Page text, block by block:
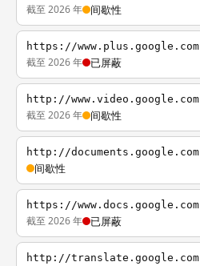
截至 2026 年 间歇性
https://www.plus.google.com
截至 2026 年 已屏蔽
http://www.video.google.com
截至 2026 年 间歇性
http://documents.google.com
间歇性
https://www.docs.google.com
截至 2026 年 已屏蔽
http://translate.google.com